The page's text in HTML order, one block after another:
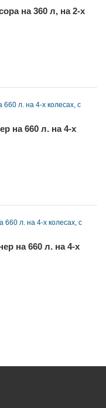
на 360 л, на 2-х
на 660 л. на 4-х
на 660 л. на 4-х